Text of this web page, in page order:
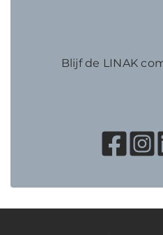
Blijf de LINAK